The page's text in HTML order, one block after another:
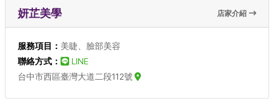
妍芷美學 店家介紹
服務項目： 美睫、臉部美容
聯絡方式：
LINE
台中市西區臺灣大道二段112號